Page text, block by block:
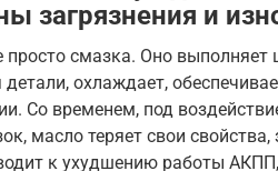
загрязнения и
смазка. Оно
охлаждает,
Со временем, под
масло теряет свои
к ухудшению работы